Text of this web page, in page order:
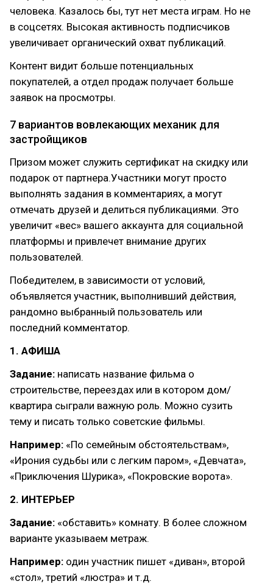
человека. Казалось бы, тут нет места играм. Но не
в соцсетях. Высокая активность подписчиков
увеличивает органический охват публикаций.
Контент видит больше потенциальных
покупателей, а отдел продаж получает больше
заявок на просмотры.
7 вариантов вовлекающих механик для
застройщиков
Призом может служить сертификат на скидку или
подарок от партнера.Участники могут просто
выполнять задания в комментариях, а могут
отмечать друзей и делиться публикациями. Это
увеличит «вес» вашего аккаунта для социальной
платформы и привлечет внимание других
пользователей.
Победителем, в зависимости от условий,
объявляется участник, выполнивший действия,
рандомно выбранный пользователь или
последний комментатор.
1. АФИША
Задание: написать название фильма о
строительстве, переездах или в котором дом/
квартира сыграли важную роль. Можно сузить
тему и писать только советские фильмы.
Например: «По семейным обстоятельствам»,
«Ирония судьбы или с легким паром», «Девчата»,
«Приключения Шурика», «Покровские ворота».
2. ИНТЕРЬЕР
Задание: «обставить» комнату. В более сложном
варианте указываем метраж.
Например: один участник пишет «диван», второй
«стол», третий «люстра» и т.д.